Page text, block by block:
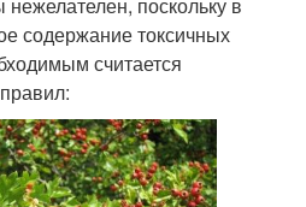
содержание токсичных
считается